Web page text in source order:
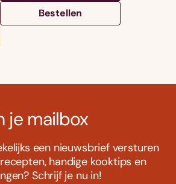
Bestellen
je mailbox
een nieuwsbrief versturen
handige kooktips en
Schrijf je nu in!